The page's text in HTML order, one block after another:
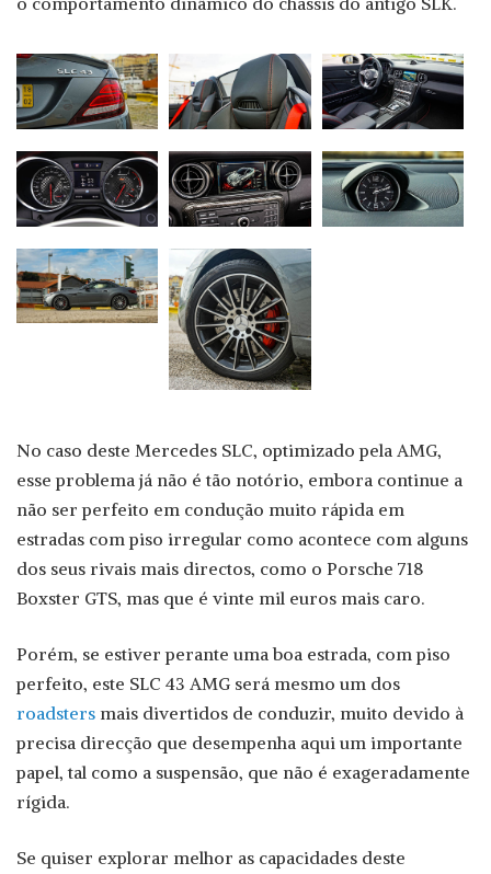
No caso deste Mercedes SLC, optimizado pela AMG,
esse problema já não é tão notório, embora continue a
não ser perfeito em condução muito rápida em
estradas com piso irregular como acontece com alguns
dos seus rivais mais directos, como o Porsche 718
Boxster GTS, mas que é vinte mil euros mais caro.
Porém, se estiver perante uma boa estrada, com piso
perfeito, este SLC 43 AMG será mesmo um dos
roadsters mais divertidos de conduzir, muito devido à
precisa direcção que desempenha aqui um importante
papel, tal como a suspensão, que não é exageradamente
rígida.
Se quiser explorar melhor as capacidades deste